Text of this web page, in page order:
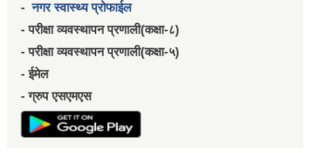
-नगर स्वास्थ्य प्रोफाईल
- परीक्षा व्यवस्थापन प्रणाली(कक्षा-८)
- परीक्षा व्यवस्थापन प्रणाली(कक्षा-५)
- ईमेल
- ग्रुप एसएमएस